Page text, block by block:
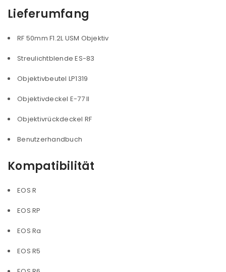
ANMELDEN
Benutzername oder E-Mail-Adresse
Passwort
Lieferumfang
RF 50mm F1.2L USM Objektiv
Streulichtblende ES-83
Objektivbeutel LP1319
Objektivdeckel E-77 II
Objektivrückdeckel RF
Benutzerhandbuch
Kompatibilität
EOS R
EOS RP
EOS Ra
EOS R5